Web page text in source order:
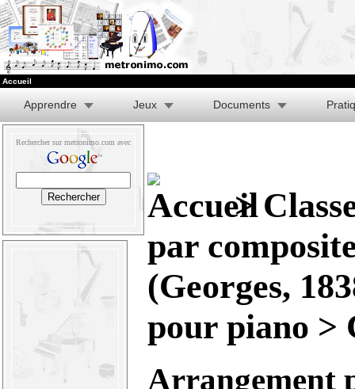
Accueil
Apprendre Jeux Documents
Rechercher sur metronimo.com avec
>
par
(Georges,
pour piano >
Arrangement